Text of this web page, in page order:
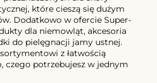
które cieszą się dużym
Dodatkowo w ofercie Super-
dla niemowląt, akcesoria
do pielęgnacji jamy ustnej.
z łatwością
czego potrzebujesz w jednym